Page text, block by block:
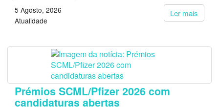
Ler mais
5 Agosto, 2026
Atualidade
Prémios SCML/Pfizer 2026 com
candidaturas abertas